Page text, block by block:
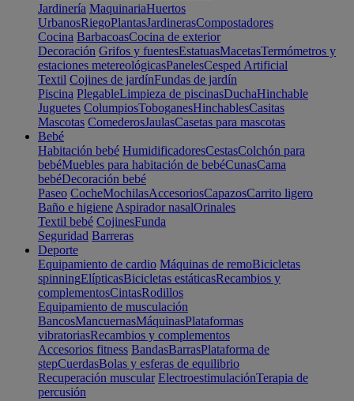
Jardinería MaquinariaHuertos
UrbanosRiegoPlantasJardinerasCompostadores
Cocina BarbacoasCocina de exterior
Decoración Grifos y fuentesEstatuasMacetasTermómetros y
estaciones metereológicasPanelesCesped Artificial
Textil Cojines de jardínFundas de jardín
Piscina PlegableLimpieza de piscinasDuchaHinchable
Juguetes ColumpiosToboganesHinchablesCasitas
Mascotas ComederosJaulasCasetas para mascotas
Bebé
Habitación bebé HumidificadoresCestasColchón para
bebéMuebles para habitación de bebéCunasCama
bebéDecoración bebé
Paseo CocheMochilasAccesoriosCapazosCarrito ligero
Baño e higiene Aspirador nasalOrinales
Textil bebé CojinesFunda
Seguridad Barreras
Deporte
Equipamiento de cardio Máquinas de remoBicicletas
spinningElípticasBicicletas estáticasRecambios y
complementosCintasRodillos
Equipamiento de musculación
BancosMancuernasMáquinasPlataformas
vibratoriasRecambios y complementos
Accesorios fitness BandasBarrasPlataforma de
stepCuerdasBolas y esferas de equilibrio
Recuperación muscular ElectroestimulaciónTerapia de
percusión